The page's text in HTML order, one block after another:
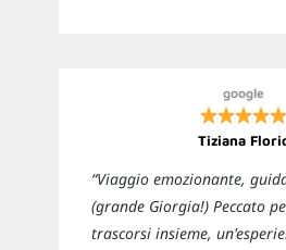
google
Tiziana
“Viaggio emozionante,
(grande Giorgia!) Peccato
trascorsi insieme,